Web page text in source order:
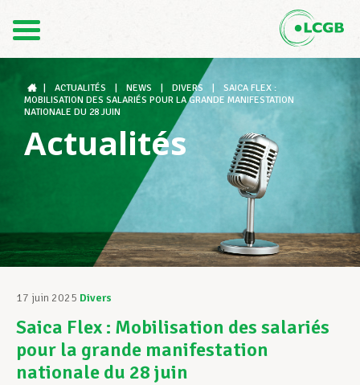
DE
Le LCGB
Structures syndicales
Assistance au Travail
Vos droits
ACTUALITÉS NEWS DIVERS
SAICA FLEX :
MOBILISATION DES SALARIÉS POUR LA GRANDE MANIFESTATION
NATIONALE DU 28 JUIN
Actualités
17 juin 2025 Divers
Saica Flex : Mobilisation des salariés
pour la grande manifestation
nationale du 28 juin